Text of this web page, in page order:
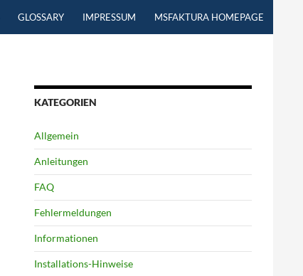
GLOSSARY IMPRESSUM MSFAKTURA HOMEPAGE
KATEGORIEN
Allgemein
Anleitungen
FAQ
Fehlermeldungen
Informationen
Installations-Hinweise